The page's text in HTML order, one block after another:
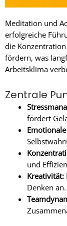
Meditation und
erfolgreiche
die
fördern, was
Arbeitsklima
Zentrale
fördert
und
Kreativität:
Denken an.